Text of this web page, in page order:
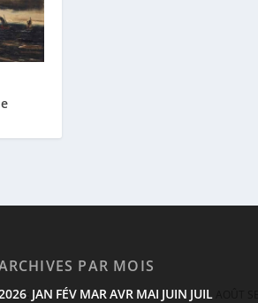
PAR MOIS
: JAN FÉV MAR AVR MAI JUIN JUIL